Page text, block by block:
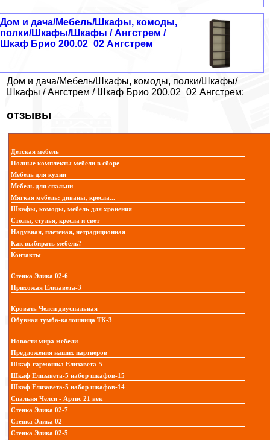
Дом и дача/Мебель/Шкафы, комоды,
полки/Шкафы/Шкафы / Ангстрем /
Шкаф Брио 200.02_02 Ангстрем
Дом и дача/Мебель/Шкафы, комоды, полки/Шкафы/
Шкафы / Ангстрем / Шкаф Брио 200.02_02 Ангстрем:
отзывы
Детская мебель
Полные комплекты мебели в сборе
Мебель для кухни
Мебель для спальни
Мягкая мебель: диваны, кресла...
Шкафы, комоды, мебель для хранения
Столы, стулья, кресла и свет
Надувная, плетеная, нетрадиционная
Как выбирать мебель?
Контакты
Стенка Элика 02-6
Прихожая Елизавета-3
Кровать Челси двуспальная
Обувная тумба-калошница ТК-3
Новости мира мебели
Предложения наших партнеров
Шкаф-гармошка Елизавета-5
Шкаф Елизавета-5 набор шкафов-15
Шкаф Елизавета-5 набор шкафов-14
Спальня Челси - Артис 21 век
Стенка Элика 02-7
Стенка Элика 02
Стенка Элика 02-5